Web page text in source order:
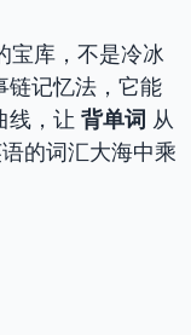
宝库，不是冷冰
链记忆法，它能
线，让 背单词 从
的词汇大海中乘